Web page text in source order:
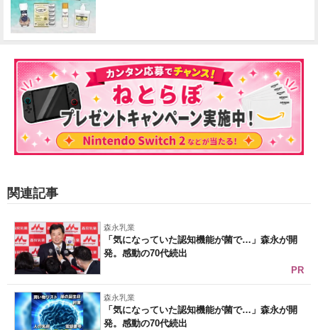
関連記事
森永乳業
「気になっていた認知機能が菌で…」森永が開
発。感動の70代続出
PR
森永乳業
「気になっていた認知機能が菌で…」森永が開
発。感動の70代続出